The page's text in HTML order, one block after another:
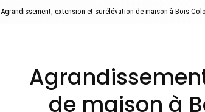
Agrandissement, extension et surélévation de maison à Bois-
de maison à